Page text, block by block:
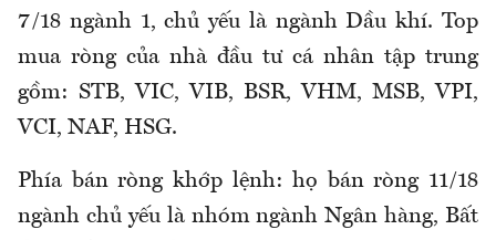
7/18 ngành 1, chủ yếu là ngành Dầu khí. Top
mua ròng của nhà đầu tư cá nhân tập trung
gồm: STB, VIC, VIB, BSR, VHM, MSB, VPI,
VCI, NAF, HSG.
Phía bán ròng khớp lệnh: họ bán ròng 11/18
ngành chủ yếu là nhóm ngành Ngân hàng, Bất